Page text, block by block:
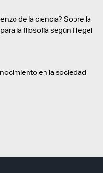
de la ciencia? Sobre la
la filosofía según Hegel
en la sociedad